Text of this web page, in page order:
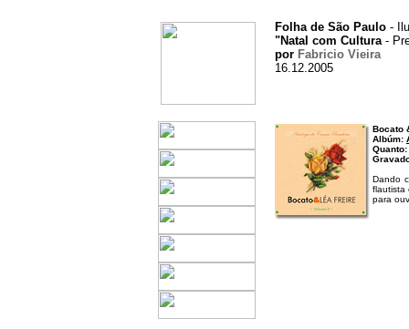
Folha de São Paulo -
"Natal com Cultura-
por Fabricio Vieira
16.12.2005
Bocato
Albúm:
Quanto:
Dando
flautista
para